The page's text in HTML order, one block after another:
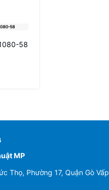
58
MP
Thọ, Phường 17, Quận Gò